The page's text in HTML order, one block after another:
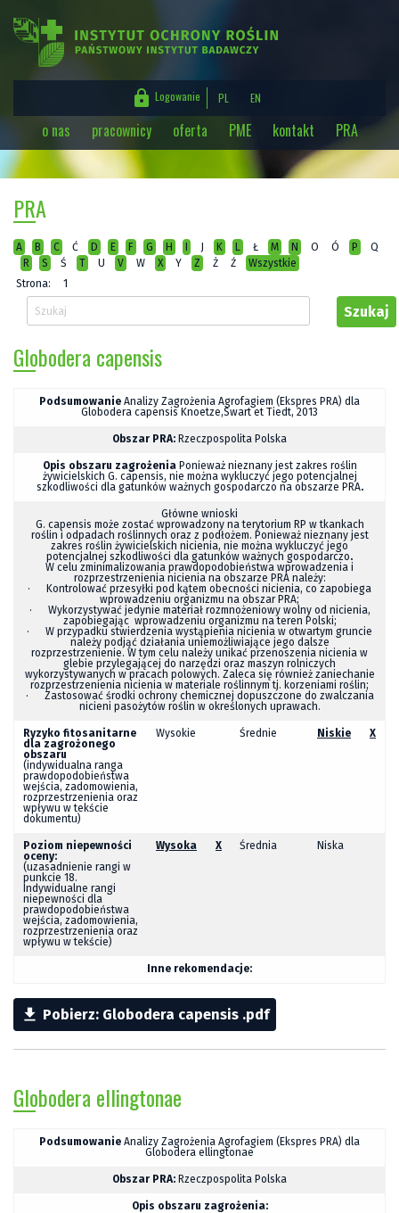
 Logowanie
Login (adres e-mail)
PL EN
o nas pracownicy oferta PME kontakt PRA
PRA
A B C Ć D E F G H J K L Ł M N O Ó P
Q
R
S Ś T U V W X Y Z Ż Ź
Wszystkie
Strona:
1
Globodera capensis
Podsumowanie Analizy Zagrożenia Agrofagiem (Ekspres PRA) dla
Globodera capensis Knoetze,Swart et Tiedt, 2013
Obszar PRA: Rzeczpospolita Polska
Opis obszaru zagrożenia Ponieważ nieznany jest zakres roślin
żywicielskich G. capensis, nie można wykluczyć jego potencjalnej
szkodliwości dla gatunków ważnych gospodarczo na obszarze PRA.
Główne wnioski
G. capensis może zostać wprowadzony na terytorium RP w tkankach
roślin i odpadach roślinnych oraz z podłożem. Ponieważ nieznany jest
zakres roślin żywicielskich nicienia, nie można wykluczyć jego
potencjalnej szkodliwości dla gatunków ważnych gospodarczo.
W celu zminimalizowania prawdopodobieństwa wprowadzenia i
rozprzestrzenienia nicienia na obszarze PRA należy:
· Kontrolować przesyłki pod kątem obecności nicienia, co zapobiega
wprowadzeniu organizmu na obszar PRA;
· Wykorzystywać jedynie materiał rozmnożeniowy wolny od nicienia,
zapobiegając wprowadzeniu organizmu na teren Polski;
· W przypadku stwierdzenia wystąpienia nicienia w otwartym gruncie
należy podjąć działania uniemożliwiające jego dalsze
rozprzestrzenienie. W tym celu należy unikać przenoszenia nicienia w
glebie przylegającej do narzędzi oraz maszyn rolniczych
wykorzystywanych w pracach polowych. Zaleca się również zaniechanie
rozprzestrzenienia nicienia w materiale roślinnym tj. korzeniami roślin;
· Zastosować środki ochrony chemicznej dopuszczone do zwalczania
nicieni pasożytów roślin w określonych uprawach.
Ryzyko fitosanitarne
dla zagrożonego
obszaru
(indywidualna ranga
prawdopodobieństwa
wejścia, zadomowienia,
rozprzestrzenienia oraz
wpływu w tekście
dokumentu)
Wysokie Średnie Niskie X
Poziom niepewności
oceny:
(uzasadnienie rangi w
punkcie 18.
Indywidualne rangi
niepewności dla
prawdopodobieństwa
wejścia, zadomowienia,
rozprzestrzenienia oraz
wpływu w tekście)
Wysoka X Średnia Niska
Inne rekomendacje:
 Pobierz: Globodera capensis .pdf
Globodera ellingtonae
Podsumowanie Analizy Zagrożenia Agrofagiem (Ekspres PRA) dla
Globodera ellingtonae
Obszar PRA: Rzeczpospolita Polska
Opis obszaru zagrożenia: